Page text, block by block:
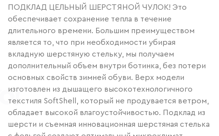
ПОДКЛАД ЦЕЛЬНЫЙ ШЕРСТЯНОЙ ЧУЛОК! Это
обеспечивает сохранение тепла в течение
длительного времени. Большим преимуществом
является то, что при необходимости убирая
вкладную шерстяную стельку, мы получаем
дополнительный объем внутри ботинка, без потери
основных свойств зимней обуви. Верх модели
изготовлен из дышащего высокотехнологичного
текстиля SoftShell, который не продувается ветром,
обладает высокой влагоустойчивостью. Подклад из
шерсти и съемная инновационная шерстяная стелька